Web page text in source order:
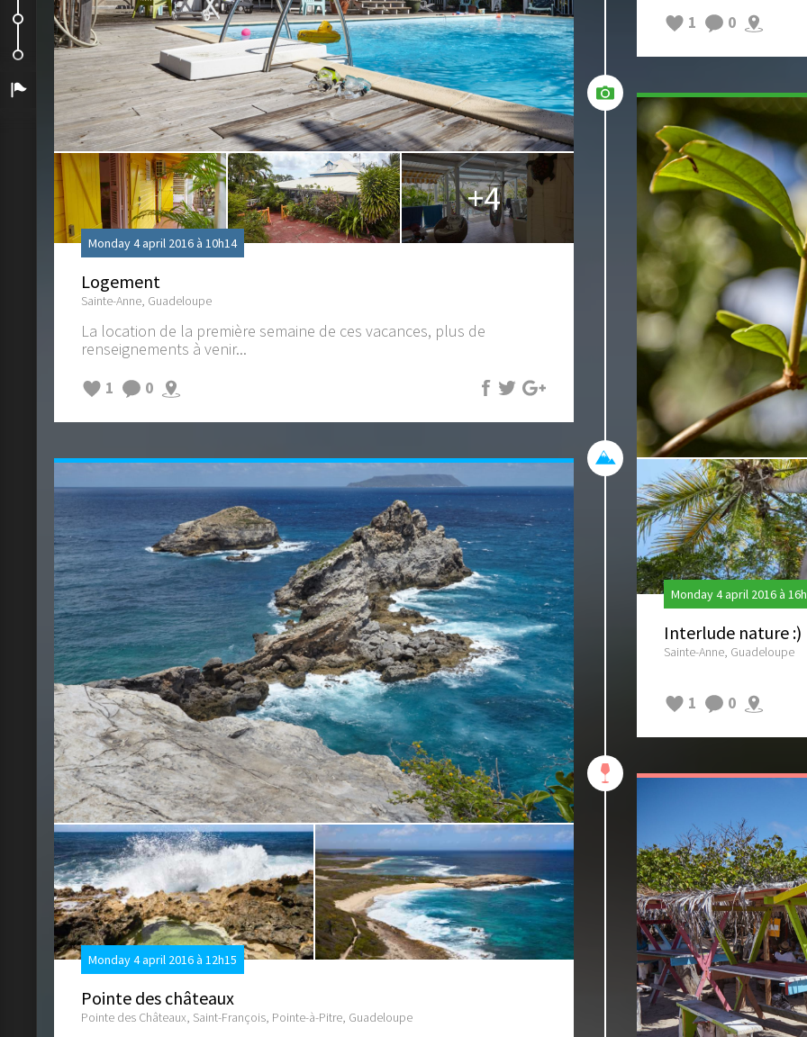
Les chutes du Carbet
Guadeloupe - Avril 2016
Arrivée
1
0
+4
Monday 4 april 2016 à 10h14
Logement
Sainte-Anne, Guadeloupe
La location de la première semaine de ces vacances, plus de
renseignements à venir...
1
0
Monday 4 april 2016 à
Interlude nature :)
Sainte-Anne, Guadeloupe
1 0
Monday 4 april 2016 à 12h15
Pointe des châteaux
Pointe des Châteaux, Saint-François, Pointe-à-Pitre, Guadeloupe